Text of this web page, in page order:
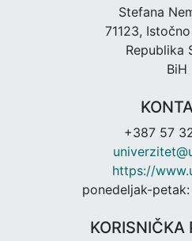
Stefana
71123,
Republika
BiH
+387 57
https://
ponedeljak-
KORISNIČKA